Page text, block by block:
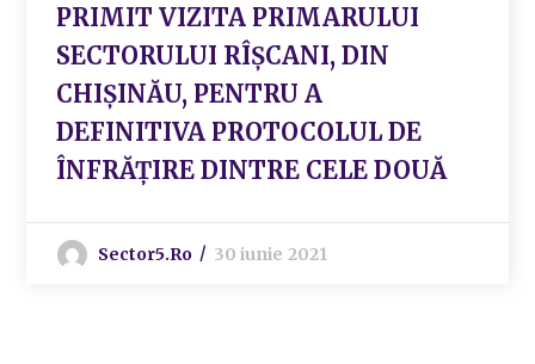
PRIMIT VIZITA PRIMARULUI
SECTORULUI RÎȘCANI, DIN
CHIȘINĂU, PENTRU A
DEFINITIVA PROTOCOLUL DE
ÎNFRĂȚIRE DINTRE CELE DOUĂ
Sector5.ro 30 iunie 2021